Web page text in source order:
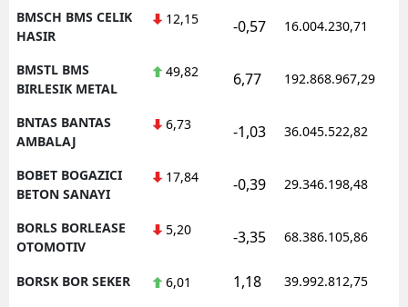
BMSCH BMS CELIK
HASIR
12,15 -0,57 16.004.230,71
BMSTL BMS
BIRLESIK METAL
49,82 6,77 192.868.967,29
BNTAS BANTAS
AMBALAJ
6,73 -1,03 36.045.522,82
BOBET BOGAZICI
BETON SANAYI
17,84 -0,39 29.346.198,48
BORLS BORLEASE
OTOMOTIV
5,20 -3,35 68.386.105,86
BORSK BOR SEKER 6,01 1,18 39.992.812,75